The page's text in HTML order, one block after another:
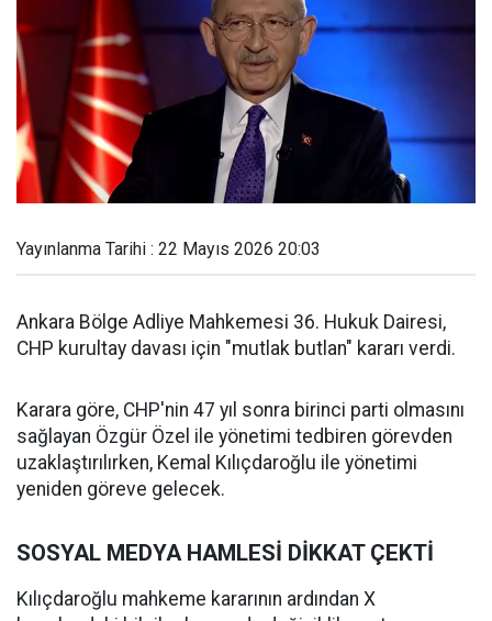
Yayınlanma Tarihi : 22 Mayıs 2026 20:03
Ankara Bölge Adliye Mahkemesi 36. Hukuk Dairesi,
CHP kurultay davası için "mutlak butlan" kararı verdi.
Karara göre, CHP'nin 47 yıl sonra birinci parti olmasını
sağlayan Özgür Özel ile yönetimi tedbiren görevden
uzaklaştırılırken, Kemal Kılıçdaroğlu ile yönetimi
yeniden göreve gelecek.
SOSYAL MEDYA HAMLESİ DİKKAT ÇEKTİ
Kılıçdaroğlu mahkeme kararının ardından X